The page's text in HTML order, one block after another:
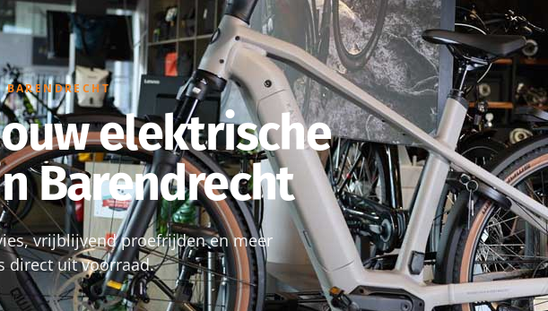
elektrische
Barendrecht
vrijblijvend proefrijden en meer
direct uit voorraad.